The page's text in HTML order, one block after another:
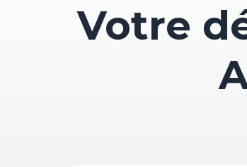
Votre